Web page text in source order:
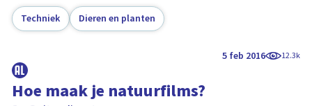
Techniek Dieren en planten
5 feb 2016 12.3k
Hoe maak je natuurfilms?